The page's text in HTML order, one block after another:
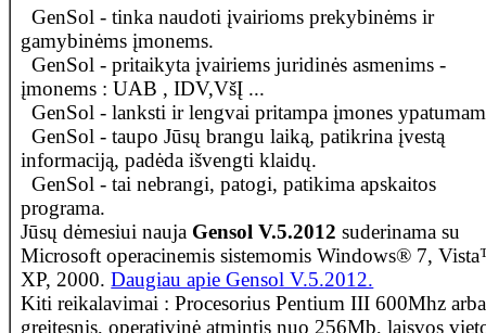
GenSol - tinka naudoti įvairioms prekybinėms ir
gamybinėms įmonems.
GenSol - pritaikyta įvairiems juridinės asmenims -
įmonems : UAB , IDV,VšĮ ...
GenSol - lanksti ir lengvai pritampa įmones
GenSol - taupo Jūsų brangu laiką, patikrina įvestą
informaciją, padėda išvengti klaidų.
GenSol - tai nebrangi, patogi, patikima apskaitos
programa.
Jūsų dėmesiui nauja Gensol V.5.2012 suderinama su
Microsoft operacinemis sistemomis Windows® 7,
XP, 2000.Daugiau apie Gensol V.5.2012.
Kiti reikalavimai : Procesorius Pentium III 600Mhz arba
greitesnis, operativinė atmintis nuo 256Mb, laisvos